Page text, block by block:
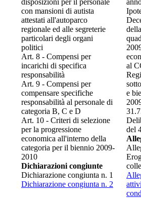
con mansioni di autista
attestati all'autoparco
regionale ed alle segreterie
particolari degli organi
politici
Art. 8 - Compensi per
incarichi di specifica
responsabilità
Art. 9 - Compensi per
compensare specifiche
responsabilità al personale di
categoria B, C e D
Art. 10 - Criteri di selezione
per la progressione
economica all'interno della
categoria per il biennio 2009-
2010
Dichiarazioni congiunte
Dichiarazione congiunta n. 1
Dichiarazione congiunta n. 2
al
e
del